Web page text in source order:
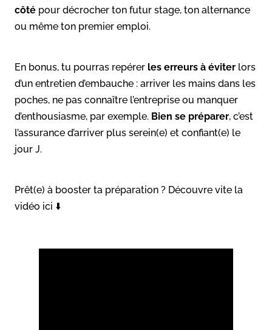
côté pour décrocher ton futur stage, ton alternance
ou même ton premier emploi.
En bonus, tu pourras repérer les erreurs à éviter lors
d’un entretien d’embauche : arriver les mains dans les
poches, ne pas connaître l’entreprise ou manquer
d’enthousiasme, par exemple. Bien se préparer, c’est
l’assurance d’arriver plus serein(e) et confiant(e) le
jour J.
Prêt(e) à booster ta préparation ? Découvre vite la
vidéo ici ⬇️